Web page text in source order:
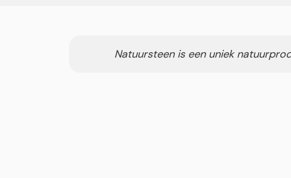
Natuursteen is een uniek